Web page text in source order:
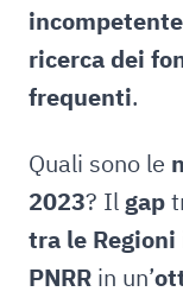
incompetente
ricerca dei
frequenti.
Quali sono le
2023? Il gap
tra le Regioni
PNRR in un’